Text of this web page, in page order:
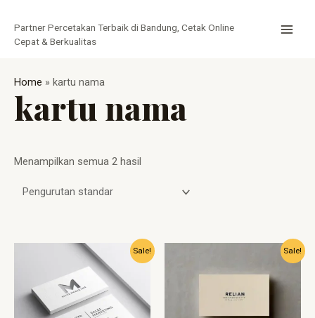
konten
Partner Percetakan Terbaik di Bandung, Cetak Online
Cepat & Berkualitas
Home » kartu nama
kartu nama
Menampilkan semua 2 hasil
Sale!
Harga
aslinya
adalah:
Rp45.000.
Harga
saat
ini
adalah:
Rp35.000.
Sale!
adalah:
Harga
ini
adalah: